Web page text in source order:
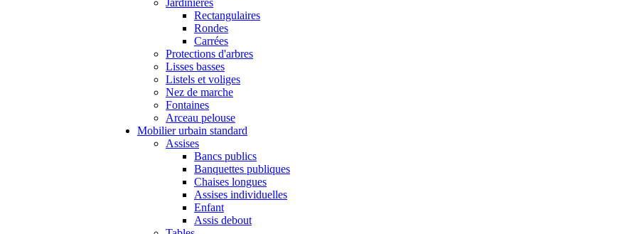
Jardinières
Rectangulaires
Rondes
Carrées
Protections d'arbres
Lisses basses
Listels et voliges
Nez de marche
Fontaines
Arceau pelouse
Mobilier urbain standard
Assises
Bancs publics
Banquettes publiques
Chaises longues
Assises individuelles
Enfant
Assis debout